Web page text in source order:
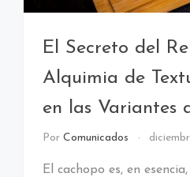
El Secreto del
Alquimia de
en las Variantes
Por Comunicados
El cachopo es, en